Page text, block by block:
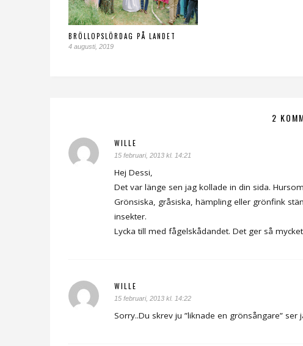
BRÖLLOPSLÖRDAG PÅ LANDET
4 augusti, 2019
2
WILLE
15 februari, 2013 kl. 14:21
Hej Dessi,
Det var länge sen jag kollade in din sida.
Grönsiska, gråsiska, hämpling eller grönfink
insekter.
Lycka till med fågelskådandet. Det ger så
WILLE
15 februari, 2013 kl. 14:22
Sorry..Du skrev ju ”liknade en grönsångare” ser